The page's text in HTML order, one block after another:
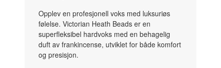
Opplev en profesjonell voks med luksuriøs
følelse. Victorian Heath Beads er en
superfleksibel hardvoks med en behagelig
duft av frankincense, utviklet for både komfort
og presisjon.